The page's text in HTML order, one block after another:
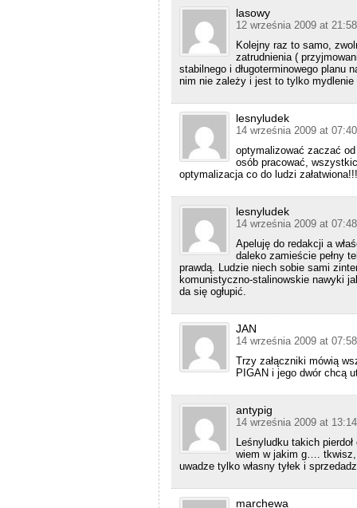
lasowy
12 września 2009 at 21:58
Kolejny raz to samo,
zatrudnienia (
stabilnego i długoterminowego planu
nim nie zależy i jest to tylko mydlenie
lesnyludek
14 września 2009 at 07:40
optymalizować zaczać
osób pracować,
optymalizacja co do ludzi załatwiona!!!
lesnyludek
14 września 2009 at 07:48
Apeluję do redakcji a
daleko zamieście pełny
prawdą. Ludzie niech sobie sami
komunistyczno-stalinowskie nawyki
da się ogłupić.
JAN
14 września 2009 at 07:58
Trzy załączniki mówią
PIGAN i jego dwór chcą
antypig
14 września 2009 at 13:14
Leśnyludku takich
wiem w jakim g…. tkwisz,
uwadze tylko własny tyłek i
marchewa